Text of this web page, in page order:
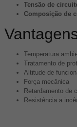
Tensão de
Composição de
Temperatura
Tratamento de
Altitude de
Força mecânica
Retardamento de
Resistência a